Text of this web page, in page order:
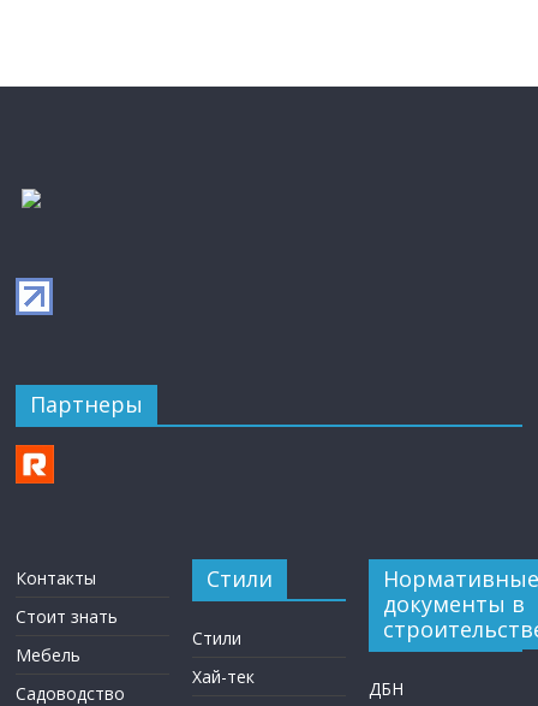
Партнеры
Контакты
Стоит знать
Мебель
Садоводство
Стили
Стили
Хай-тек
Нормативные
документы в
ДБН